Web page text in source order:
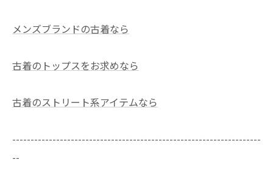
メンズブランドの古着なら
古着のトップスをお求めなら
古着のストリート系アイテムなら
--------------------------------------------------------------------
--